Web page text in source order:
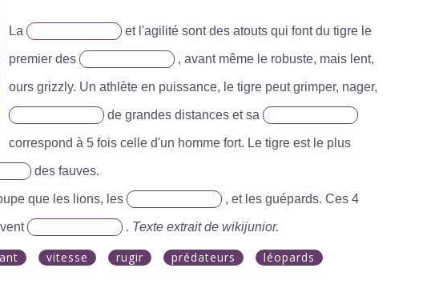
La et l'agilité sont des atouts qui font du tigre le
premier des , avant même le robuste, mais lent,
ours grizzly. Un athlète en puissance, le tigre peut grimper, nager,
de grandes distances et sa
correspond à 5 fois celle d'un homme fort. Le tigre est le plus
des fauves.
que les lions, les , et les guépards. Ces 4
. Texte extrait de wikijunior.
vitesse rugir prédateurs léopards